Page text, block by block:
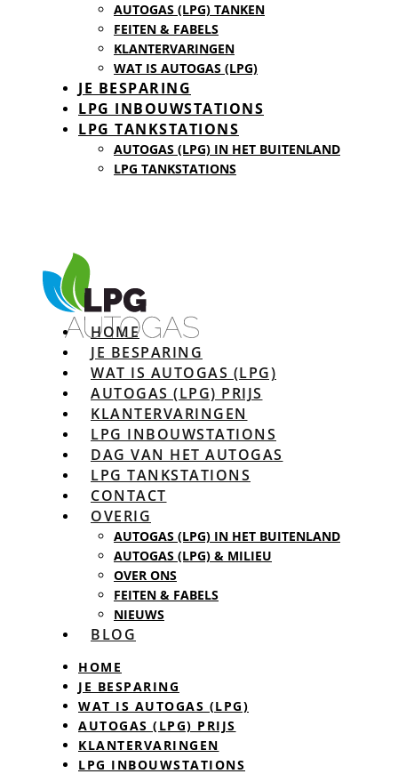
AUTOGAS (LPG) TANKEN
FEITEN & FABELS
KLANTERVARINGEN
WAT IS AUTOGAS (LPG)
JE BESPARING
LPG INBOUWSTATIONS
LPG TANKSTATIONS
AUTOGAS (LPG) IN HET BUITENLAND
LPG TANKSTATIONS
HOME
JE BESPARING
WAT IS AUTOGAS (LPG)
AUTOGAS (LPG) PRIJS
KLANTERVARINGEN
LPG INBOUWSTATIONS
DAG VAN HET AUTOGAS
LPG TANKSTATIONS
CONTACT
OVERIG
AUTOGAS (LPG) IN HET BUITENLAND
AUTOGAS (LPG) & MILIEU
OVER ONS
FEITEN & FABELS
NIEUWS
BLOG
HOME
JE BESPARING
WAT IS AUTOGAS (LPG)
AUTOGAS (LPG) PRIJS
KLANTERVARINGEN
LPG INBOUWSTATIONS